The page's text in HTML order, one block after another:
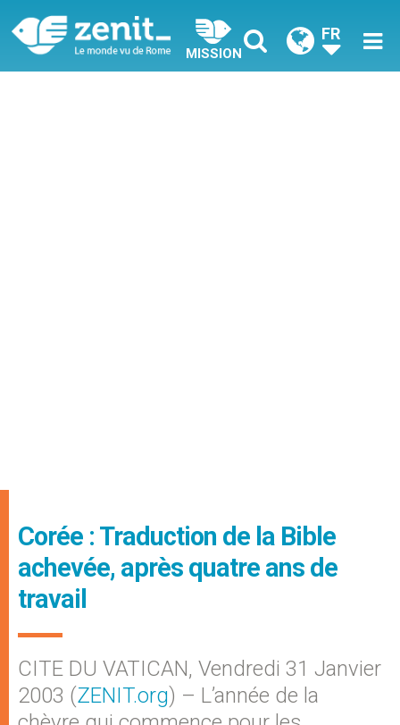
MISSION
FR
Corée : Traduction de la Bible
achevée, après quatre ans de
travail
CITE DU VATICAN, Vendredi 31 Janvier
2003 (ZENIT.org) – L’année de la